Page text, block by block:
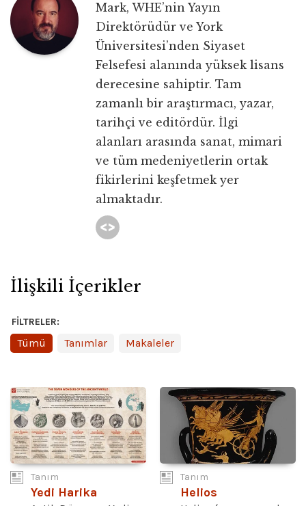
Mark, WHE’nin Yayın
Direktörüdür ve York
Üniversitesi’nden Siyaset
Felsefesi alanında yüksek lisans
derecesine sahiptir. Tam
zamanlı bir araştırmacı, yazar,
tarihçi ve editördür. İlgi
alanları arasında sanat, mimari
ve tüm medeniyetlerin ortak
fikirlerini keşfetmek yer
almaktadır.
İlişkili İçerikler
FILTRELER:
Tümü Tanımlar Makaleler
Tanım
Yedi Harika
Tanım
Helios